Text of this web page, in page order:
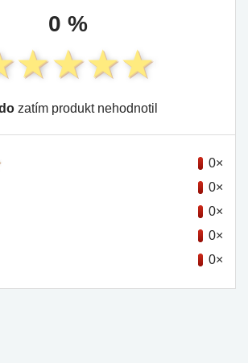
0 %
zatím produkt nehodnotil
0×
0×
0×
0×
0×